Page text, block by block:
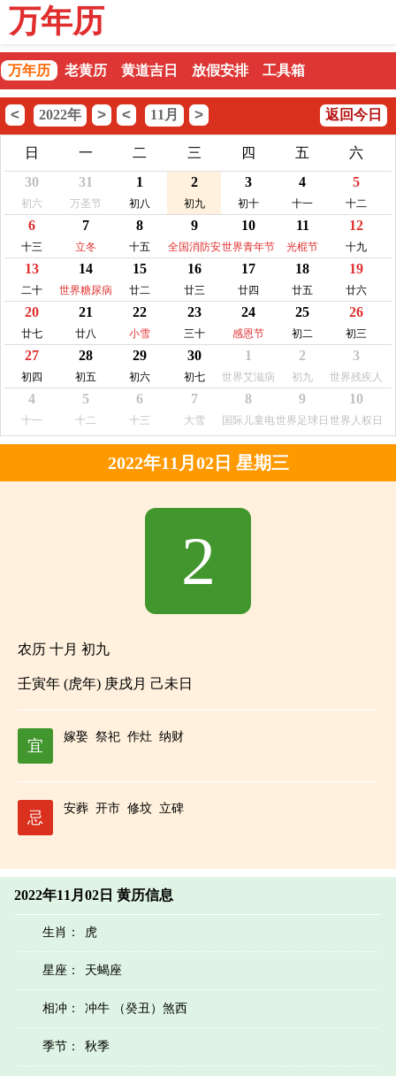
万年历
万年历 老黄历 黄道吉日 放假安排 工具箱
< 2022年 > < 11月 > 返回今日
日 一 二 三 四 五
六
30
初六
31
万圣节
1
初八
2
初九
3
初十
4
十一
5
十二
6
十三
7
立冬
8
十五
9
全国消防安
全宣传教育
日
10
世界青年节
11
光棍节
12
十九
13
二十
14
世界糖尿病
日
15
廿二
16
廿三
17
廿四
18
廿五
19
廿六
20
廿七
21
廿八
22
小雪
23
三十
24
感恩节
25
初二
26
初三
27
初四
28
初五
29
初六
30
初七
1
世界艾滋病
日
2
初九
3
世界残疾人
日
4
十一
5
十二
6
十三
7
大雪
8
国际儿童电
视日
9
世界足球日
10
世界人权日
2022年11月02日 星期三
2
农历 十月 初九
壬寅年 (虎年) 庚戌月 己未日
宜
嫁娶 祭祀 作灶 纳财
忌
安葬 开市 修坟 立碑
2022年11月02日 黄历信息
生肖： 虎
星座： 天蝎座
相冲： 冲牛 （癸丑）煞西
季节： 秋季